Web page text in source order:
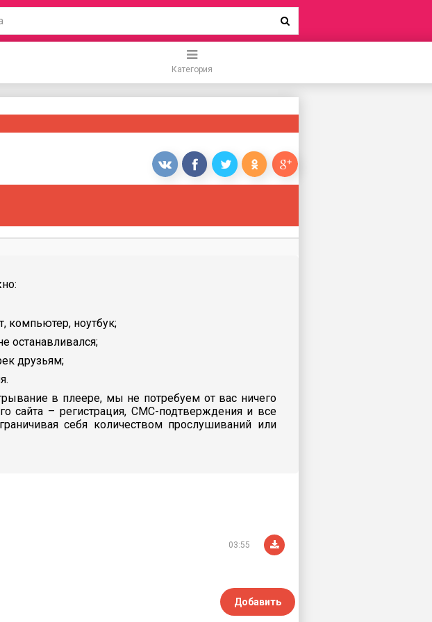
Категория
компьютер, ноутбук;
останавливался;
друзьям;
в плеере, мы не потребуем от вас ничего
сайта – регистрация, СМС-подтверждения и все
себя количеством прослушиваний или
03:55
Добавить